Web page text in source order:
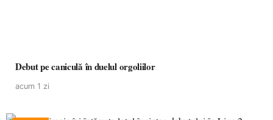
Debut pe caniculă în duelul orgoliilor
acum 1 zi